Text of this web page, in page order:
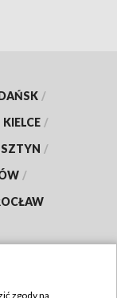
/
KIELCE /
/
/
zgody na